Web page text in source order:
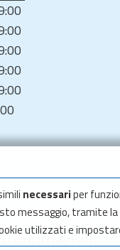
necessariper
messaggio, tramite la
utilizzati e
i diritti riservati